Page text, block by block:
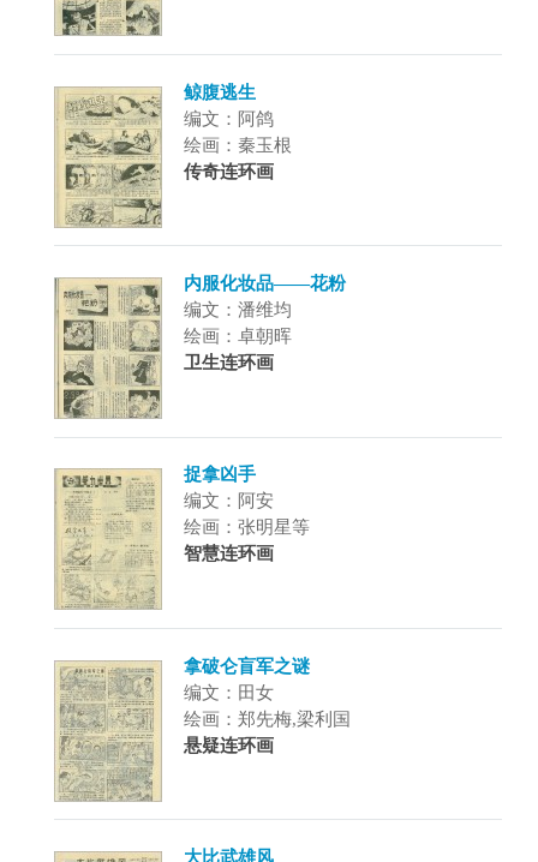
鲸腹逃生
编文：阿鸽
绘画：秦玉根
传奇连环画
内服化妆品——花粉
编文：潘维均
绘画：卓朝晖
卫生连环画
捉拿凶手
编文：阿安
绘画：张明星等
智慧连环画
拿破仑盲军之谜
编文：田女
绘画：郑先梅,梁利国
悬疑连环画
大比武雄风